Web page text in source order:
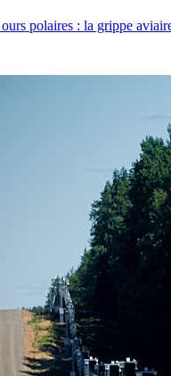
polaires : la grippe